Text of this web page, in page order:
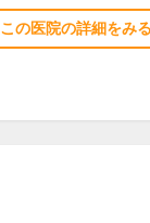
この医院の詳細をみる